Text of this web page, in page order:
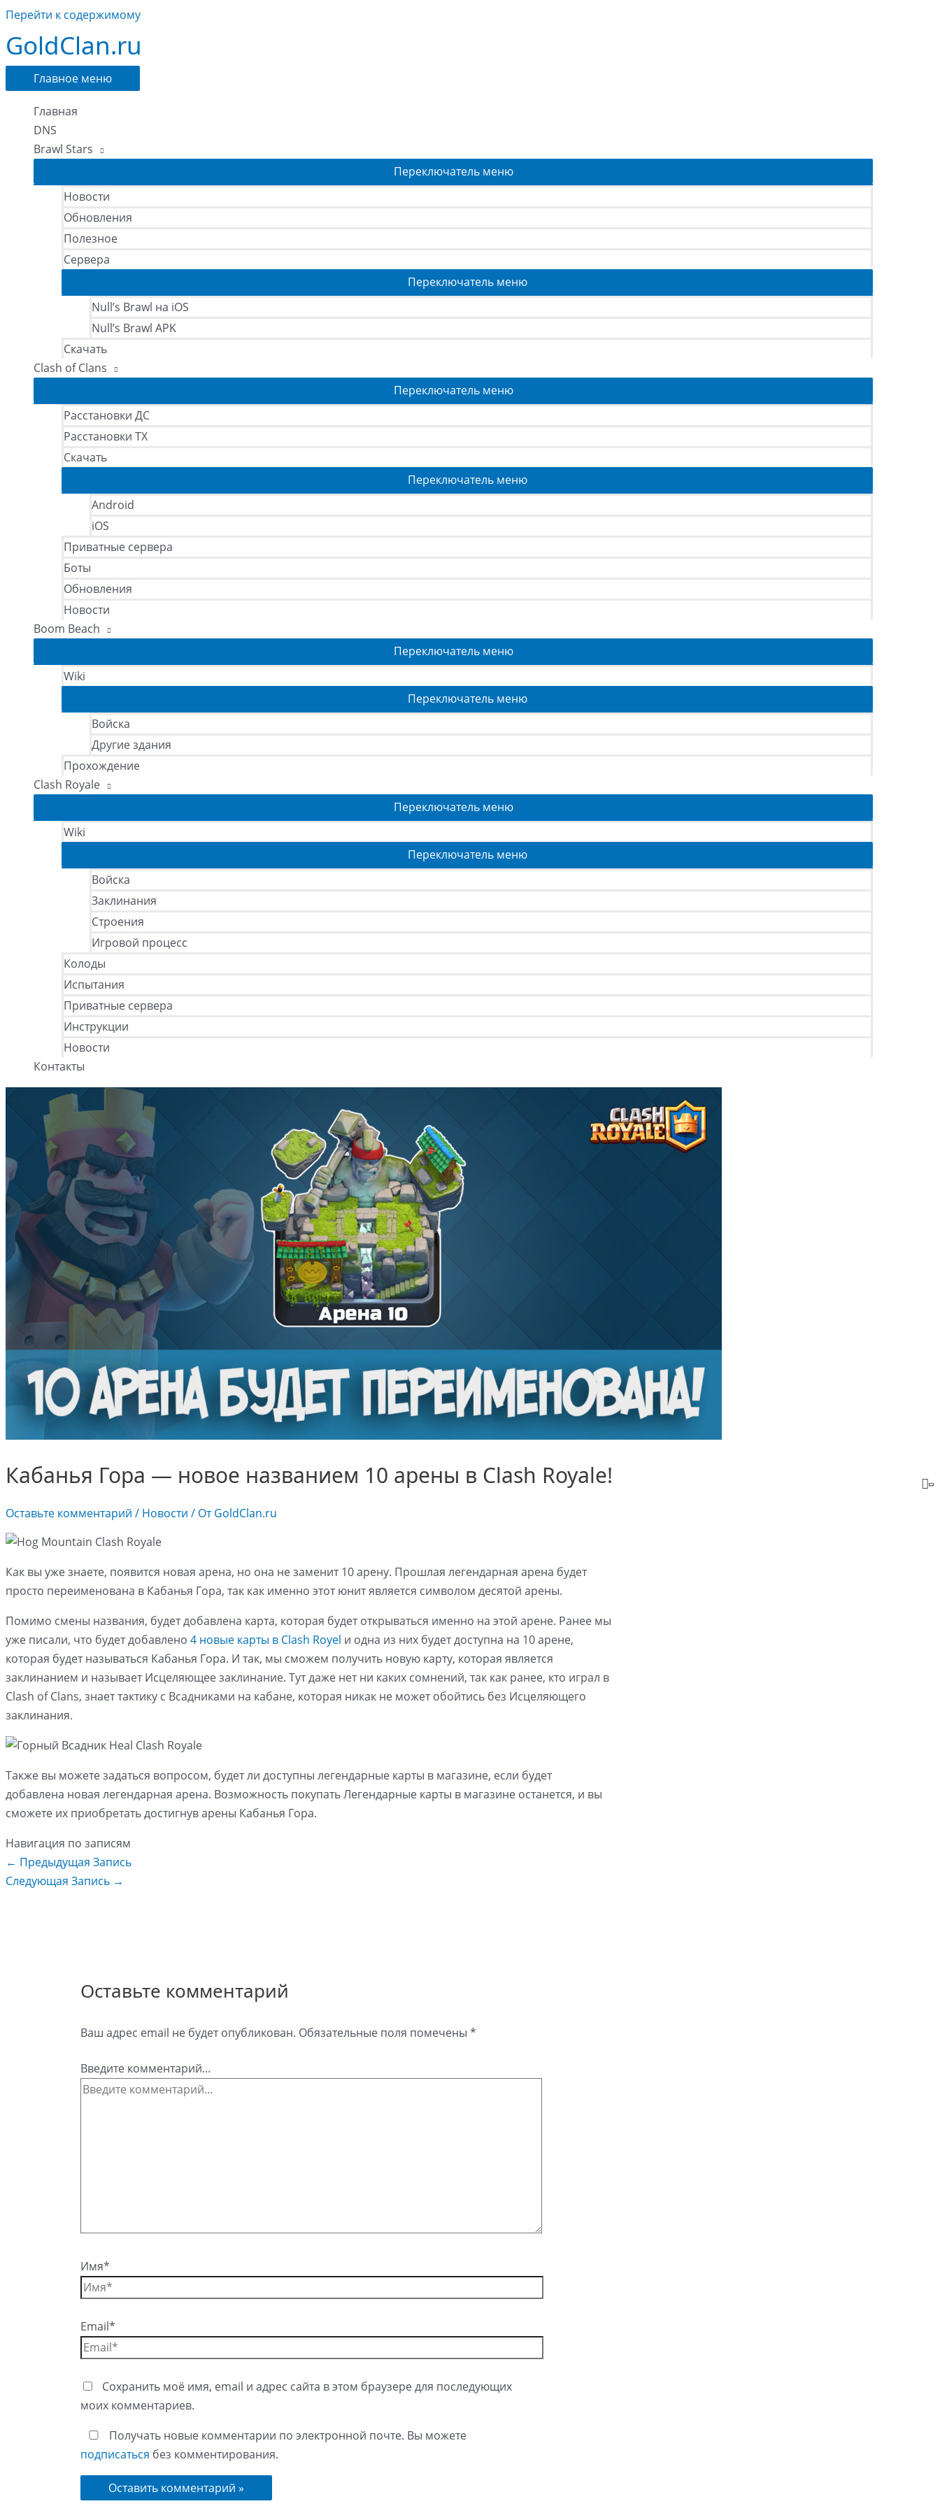
Перейти к содержимому
GoldClan.ru
Главное меню
Главная
DNS
Brawl Stars
Переключатель меню
Новости
Обновления
Полезное
Сервера
Переключатель меню
Null’s Brawl на iOS
Null’s Brawl APK
Скачать
Clash of Clans
Переключатель меню
Расстановки ДС
Расстановки ТХ
Скачать
Переключатель меню
Android
iOS
Приватные сервера
Боты
Обновления
Новости
Boom Beach
Переключатель меню
Wiki
Переключатель меню
Войска
Другие здания
Прохождение
Clash Royale
Переключатель меню
Wiki
Переключатель меню
Войска
Заклинания
Строения
Игровой процесс
Колоды
Испытания
Приватные сервера
Инструкции
Новости
Контакты
Кабанья Гора — новое названием 10 арены в Clash Royale!
Оставьте комментарий / Новости / От GoldClan.ru
Как вы уже знаете, появится новая арена, но она не заменит 10 арену. Прошлая легендарная арена будет
просто переименована в Кабанья Гора, так как именно этот юнит является символом десятой арены.
Помимо смены названия, будет добавлена карта, которая будет открываться именно на этой арене. Ранее мы
уже писали, что будет добавлено 4 новые карты в Clash Royel и одна из них будет доступна на 10 арене,
которая будет называться Кабанья Гора. И так, мы сможем получить новую карту, которая является
заклинанием и называет Исцеляющее заклинание. Тут даже нет ни каких сомнений, так как ранее, кто играл в
Clash of Clans, знает тактику с Всадниками на кабане, которая никак не может обойтись без Исцеляющего
заклинания.
Также вы можете задаться вопросом, будет ли доступны легендарные карты в магазине, если будет
добавлена новая легендарная арена. Возможность покупать Легендарные карты в магазине останется, и вы
сможете их приобретать достигнув арены Кабанья Гора.
Навигация по записям
← Предыдущая Запись
Следующая Запись →
Оставьте комментарий
Ваш адрес email не будет опубликован. Обязательные поля помечены *
Введите комментарий...
Имя*
Email*
Сохранить моё имя, email и адрес сайта в этом браузере для последующих
моих комментариев.
Получать новые комментарии по электронной почте. Вы можете
подписаться без комментирования.